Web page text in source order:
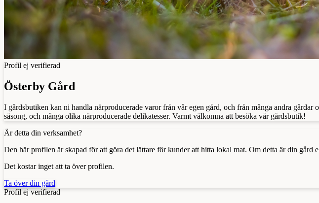
Profil ej verifierad
Österby Gård
I gårdsbutiken kan ni handla närproducerade varor från vår egen gård, och från många andra
säsong, och många olika närproducerade delikatesser. Varmt välkomna att besöka vår gårdsbutik!
Är detta din verksamhet?
Den här profilen är skapad för att göra det lättare för kunder att hitta lokal mat. Om detta är din
Det kostar inget att ta över profilen.
Ta över din gård
Profil ej verifierad